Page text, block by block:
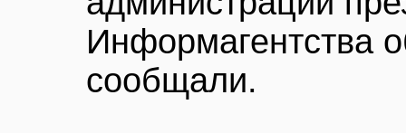
Информагентства
сообщали.